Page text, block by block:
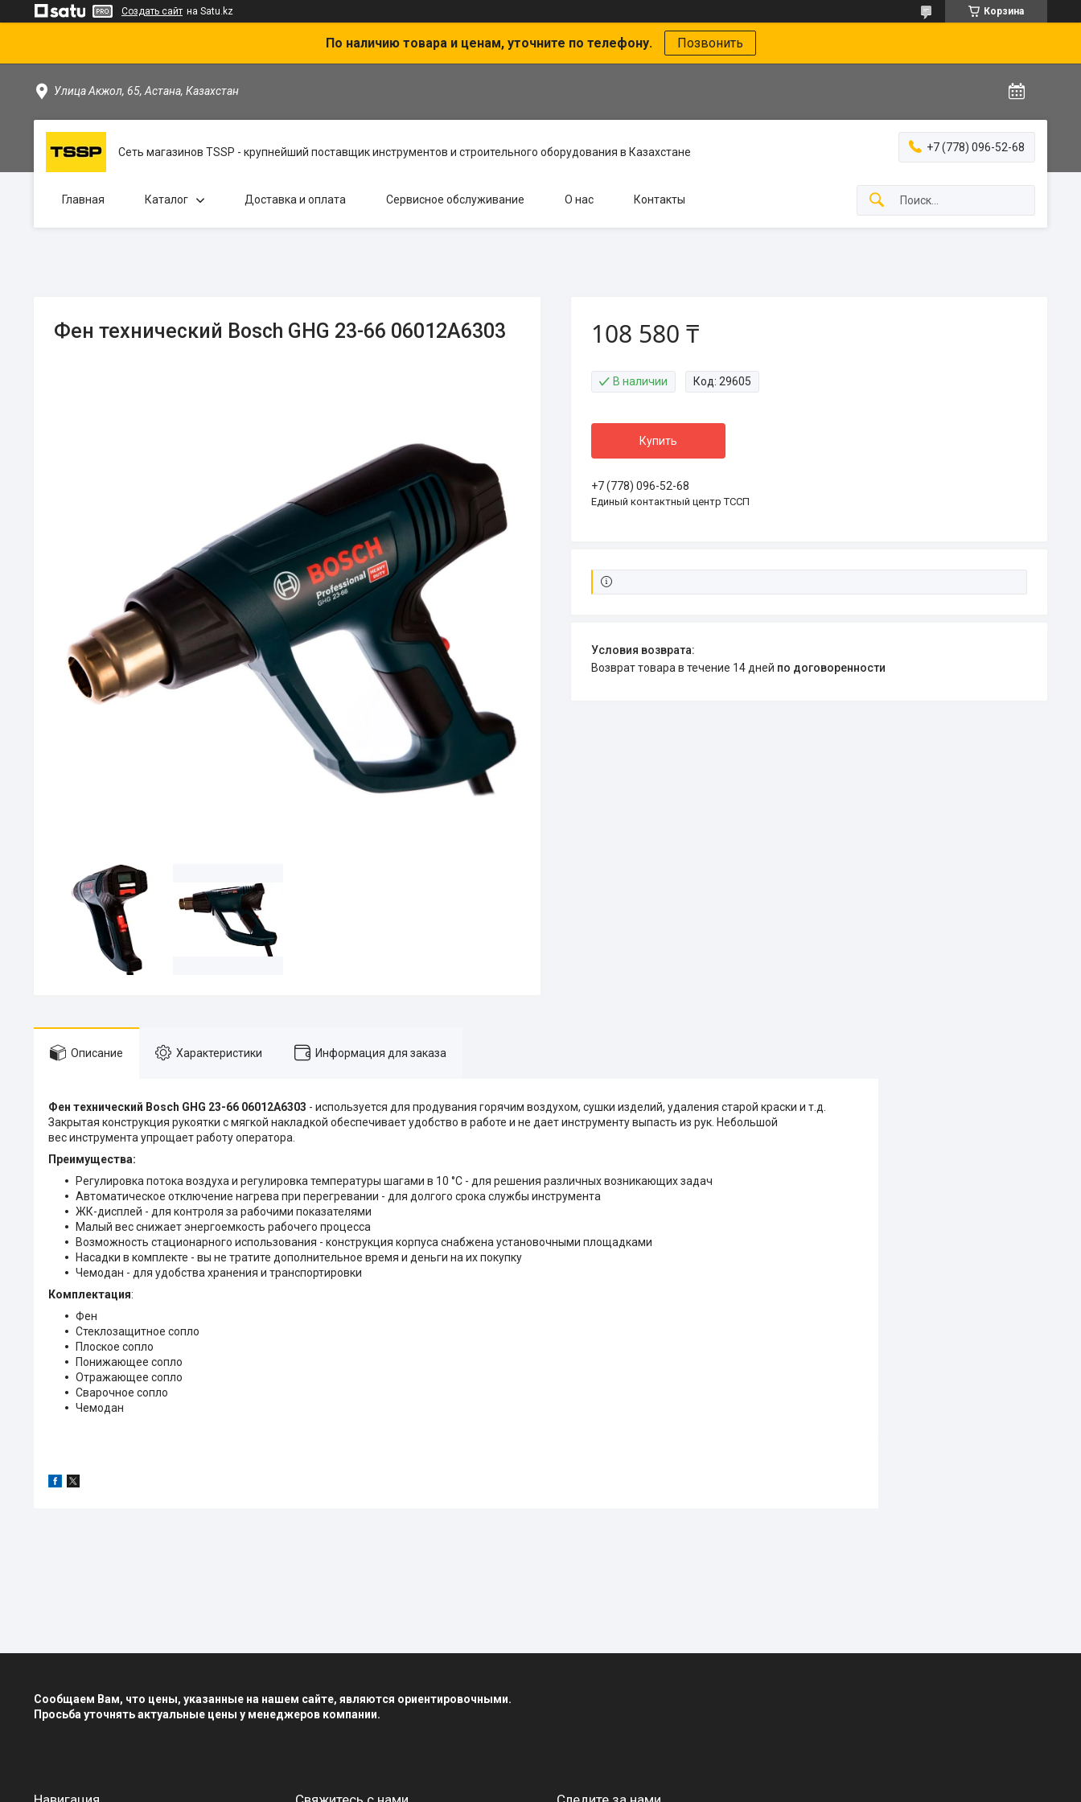
Создать сайт на Satu.kz Корзина
По наличию товара и ценам, уточните по телефону. Позвонить
Улица Акжол, 65, Астана, Казахстан
Сеть магазинов TSSP - крупнейший поставщик инструментов и строительного оборудования в Казахстане +7 (778) 096-52-68
Главная Каталог Доставка и оплата Сервисное обслуживание О нас Контакты
Фен технический Bosch GHG 23-66 06012A6303 108 580 ₸
В наличии Код: 29605
Купить
+7 (778) 096-52-68
Единый контактный центр ТССП
возврат товара в течение 14 дней по договоренности
Описание Характеристики Информация для заказа
Фен технический Bosch GHG 23-66 06012A6303 - используется для продувания горячим воздухом, сушки изделий, удаления старой краски и т.д.
Закрытая конструкция рукоятки с мягкой накладкой обеспечивает удобство в работе и не дает инструменту выпасть из рук. Небольшой
вес инструмента упрощает работу оператора.
Преимущества:
Регулировка потока воздуха и регулировка температуры шагами в 10 °C - для решения различных возникающих задач
Автоматическое отключение нагрева при перегревании - для долгого срока службы инструмента
ЖК-дисплей - для контроля за рабочими показателями
Малый вес снижает энергоемкость рабочего процесса
Возможность стационарного использования - конструкция корпуса снабжена установочными площадками
Насадки в комплекте - вы не тратите дополнительное время и деньги на их покупку
Чемодан - для удобства хранения и транспортировки
Комплектация:
Фен
Стеклозащитное сопло
Плоское сопло
Понижающее сопло
Отражающее сопло
Сварочное сопло
Чемодан
Сообщаем Вам, что цены, указанные на нашем сайте, являются ориентировочными.
Просьба уточнять актуальные цены у менеджеров компании.